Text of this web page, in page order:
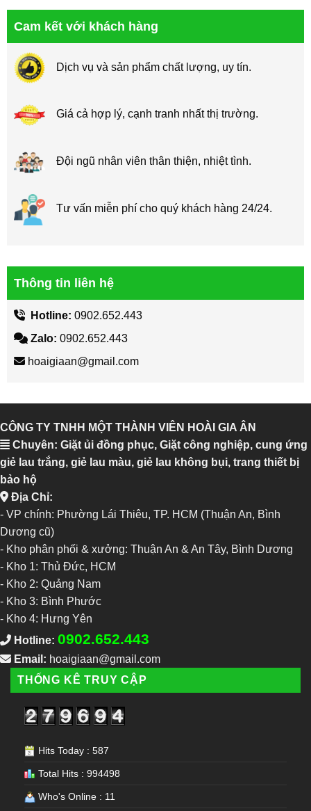
Cam kết với khách hàng
Dịch vụ và sản phẩm chất lượng, uy tín.
Giá cả hợp lý, cạnh tranh nhất thị trường.
Đội ngũ nhân viên thân thiện, nhiệt tình.
Tư vấn miễn phí cho quý khách hàng 24/24.
Thông tin liên hệ
Hotline: 0902.652.443
Zalo: 0902.652.443
hoaigiaan@gmail.com
CÔNG TY TNHH MỘT THÀNH VIÊN HOÀI GIA ÂN
Chuyên: Giặt ủi đồng phục, Giặt công nghiệp, cung ứng
giẻ lau trắng, giẻ lau màu, giẻ lau không bụi, trang thiết bị
bảo hộ
Địa Chỉ:
- VP chính: Phường Lái Thiêu, TP. HCM (Thuận An, Bình
Dương cũ)
- Kho phân phối & xưởng: Thuận An & An Tây, Bình Dương
- Kho 1: Thủ Đức, HCM
- Kho 2: Quảng Nam
- Kho 3: Bình Phước
- Kho 4: Hưng Yên
Hotline: 0902.652.443
Email: hoaigiaan@gmail.com
THỐNG KÊ TRUY CẬP
Hits Today : 587
Total Hits : 994498
Who's Online : 11